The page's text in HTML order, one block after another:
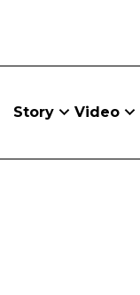
Story Video